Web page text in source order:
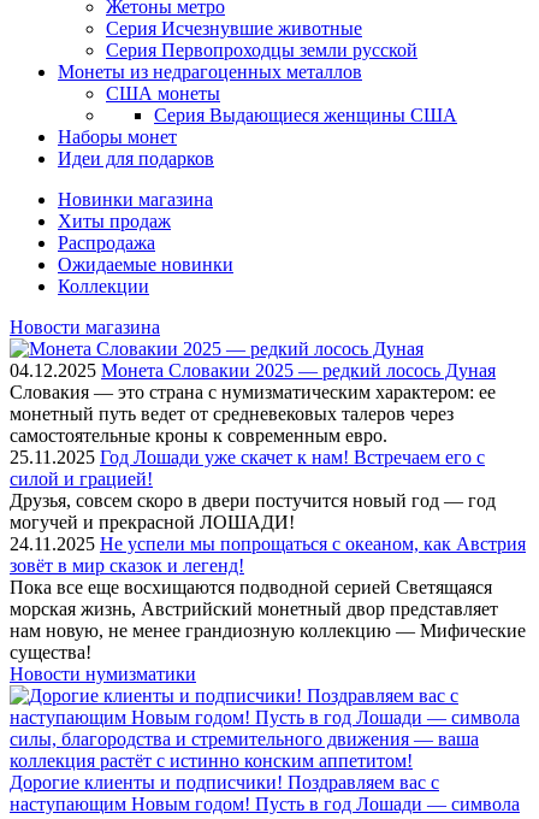
Жетоны метро
Серия Исчезнувшие животные
Серия Первопроходцы земли русской
Монеты из недрагоценных металлов
США монеты
Серия Выдающиеся женщины США
Наборы монет
Идеи для подарков
Новинки магазина
Хиты продаж
Распродажа
Ожидаемые новинки
Коллекции
Новости магазина
04.12.2025 Монета Словакии 2025 — редкий лосось Дуная
Словакия — это страна с нумизматическим характером: ее
монетный путь ведет от средневековых талеров через
самостоятельные кроны к современным евро.
25.11.2025 Год Лошади уже скачет к нам! Встречаем его с
силой и грацией!
Друзья, совсем скоро в двери постучится новый год — год
могучей и прекрасной ЛОШАДИ!
24.11.2025 Не успели мы попрощаться с океаном, как Австрия
зовёт в мир сказок и легенд!
Пока все еще восхищаются подводной серией Светящаяся
морская жизнь, Австрийский монетный двор представляет
нам новую, не менее грандиозную коллекцию — Мифические
существа!
Новости нумизматики
Дорогие клиенты и подписчики! Поздравляем вас с
наступающим Новым годом! Пусть в год Лошади — символа